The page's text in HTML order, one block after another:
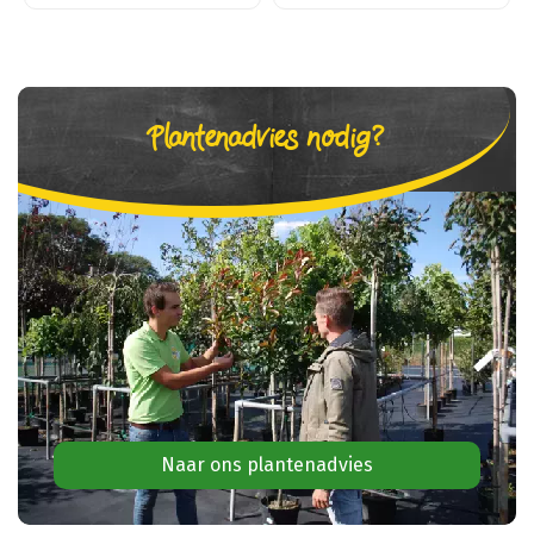
Plantenadvies nodig?
Naar ons plantenadvies